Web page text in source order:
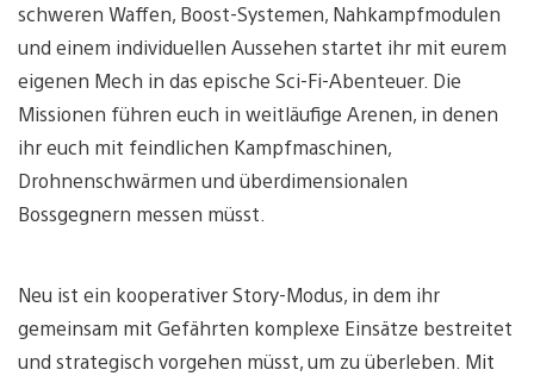
schweren Waffen, Boost-Systemen, Nahkampfmodulen
und einem individuellen Aussehen startet ihr mit eurem
eigenen Mech in das epische Sci-Fi-Abenteuer. Die
Missionen führen euch in weitläufige Arenen, in denen
ihr euch mit feindlichen Kampfmaschinen,
Drohnenschwärmen und überdimensionalen
Bossgegnern messen müsst.
Neu ist ein kooperativer Story-Modus, in dem ihr
gemeinsam mit Gefährten komplexe Einsätze bestreitet
und strategisch vorgehen müsst, um zu überleben. Mit